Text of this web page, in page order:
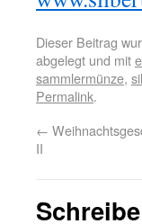
Dieser Beitrag
abgelegt und mit
sammlermünze,
Permalink.
←
II